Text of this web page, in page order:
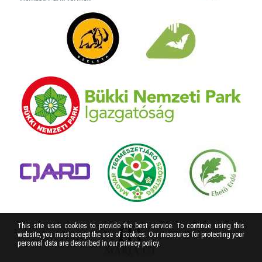
This site uses cookies to provide the best service. To continue using this
website, you must accept the use of cookies. Our measures for protecting your
personal data are described in our privacy policy.